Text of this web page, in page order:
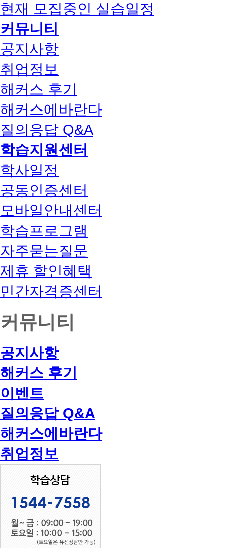
현재 모집중인 실습일정
커뮤니티
공지사항
취업정보
해커스 후기
해커스에바란다
질의응답 Q&A
학습지원센터
학사일정
공동인증센터
모바일안내센터
학습프로그램
자주묻는질문
제휴 할인혜택
민간자격증센터
커뮤니티
공지사항
해커스 후기
이벤트
질의응답 Q&A
해커스에바란다
취업정보